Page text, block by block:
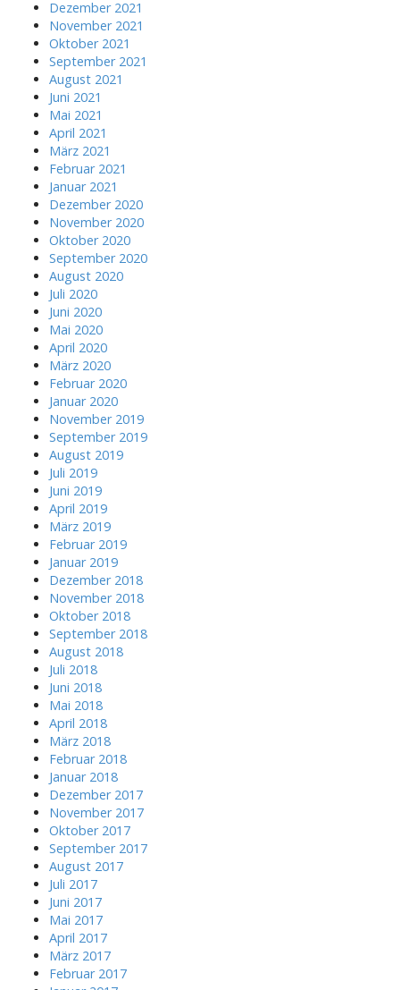
Dezember 2021
November 2021
Oktober 2021
September 2021
August 2021
Juni 2021
Mai 2021
April 2021
März 2021
Februar 2021
Januar 2021
Dezember 2020
November 2020
Oktober 2020
September 2020
August 2020
Juli 2020
Juni 2020
Mai 2020
April 2020
März 2020
Februar 2020
Januar 2020
November 2019
September 2019
August 2019
Juli 2019
Juni 2019
April 2019
März 2019
Februar 2019
Januar 2019
Dezember 2018
November 2018
Oktober 2018
September 2018
August 2018
Juli 2018
Juni 2018
Mai 2018
April 2018
März 2018
Februar 2018
Januar 2018
Dezember 2017
November 2017
Oktober 2017
September 2017
August 2017
Juli 2017
Juni 2017
Mai 2017
April 2017
März 2017
Februar 2017